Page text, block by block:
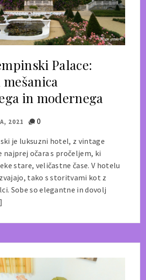
Palace:
in modernega
2021 0
je luksuzni hotel, z vintage
najprej očara s pročeljem, ki
stare, veličastne čase. V hotelu
tako s storitvami kot z
Sobe so elegantne in dovolj